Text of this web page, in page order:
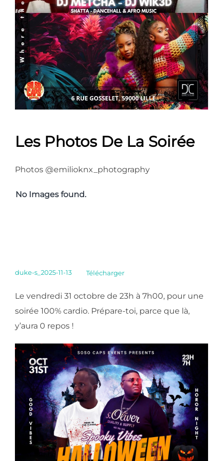
Les Photos De La Soirée
Photos @emilioknx_photography
No Images found.
duke-s_2025-11-13 Télécharger
Le vendredi 31 octobre de 23h à 7h00, pour une
soirée 100% cardio. Prépare-toi, parce que là,
y’aura 0 repos !